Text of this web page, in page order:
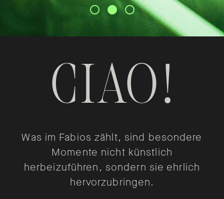
CHARAKTER
CIAO!
Was im Fabios zählt, sind besondere
Momente nicht künstlich
herbeizuführen, sondern sie ehrlich
hervorzubringen.